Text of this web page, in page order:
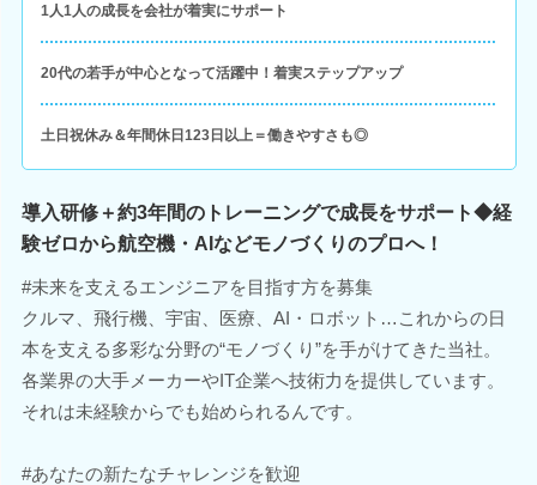
1人1人の成長を会社が着実にサポート
20代の若手が中心となって活躍中！着実ステップアップ
土日祝休み＆年間休日123日以上＝働きやすさも◎
導入研修＋約3年間のトレーニングで成長をサポート◆経
験ゼロから航空機・AIなどモノづくりのプロへ！
#未来を支えるエンジニアを目指す方を募集
クルマ、飛行機、宇宙、医療、AI・ロボット…これからの日
本を支える多彩な分野の“モノづくり”を手がけてきた当社。
各業界の大手メーカーやIT企業へ技術力を提供しています。
それは未経験からでも始められるんです。
#あなたの新たなチャレンジを歓迎